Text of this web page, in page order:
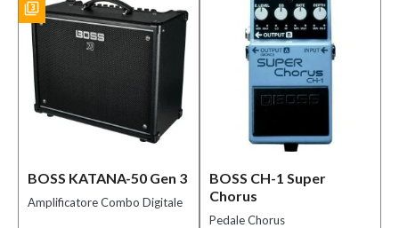
Solo
prodotti
disponibili
Si
(228)
(2)
BOSS KATANA-50 Gen 3
Amplificatore Combo Digitale
filter_3
BOSS CH-1 Super
Chorus
Pedale Chorus